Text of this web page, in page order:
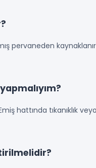
pervaneden
hattında tıkanıklık